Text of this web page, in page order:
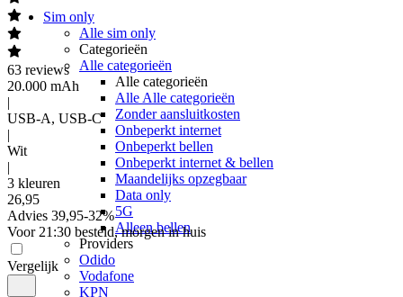
Sim only
Alle sim only
Categorieën
Alle categorieën
Alle categorieën
Alle Alle categorieën
Zonder aansluitkosten
Onbeperkt internet
Onbeperkt bellen
Onbeperkt internet & bellen
Maandelijks opzegbaar
Data only
5G
Alleen bellen
Providers
Odido
Vodafone
KPN
63 reviews
20.000 mAh
|
USB-A, USB-C
|
Wit
|
3 kleuren
26,95
Advies 39,95-32%
Voor 21:30 besteld, morgen in huis
Vergelijk